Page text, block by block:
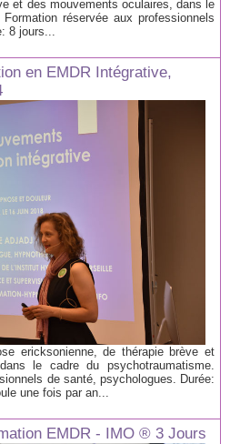
et des mouvements oculaires, dans le
réservée aux professionnels
8 jours...
en EMDR Intégrative,
ericksonienne, de thérapie brève et
le cadre du psychotraumatisme.
de santé, psychologues. Durée:
une fois par an...
EMDR - IMO ® 3 Jours